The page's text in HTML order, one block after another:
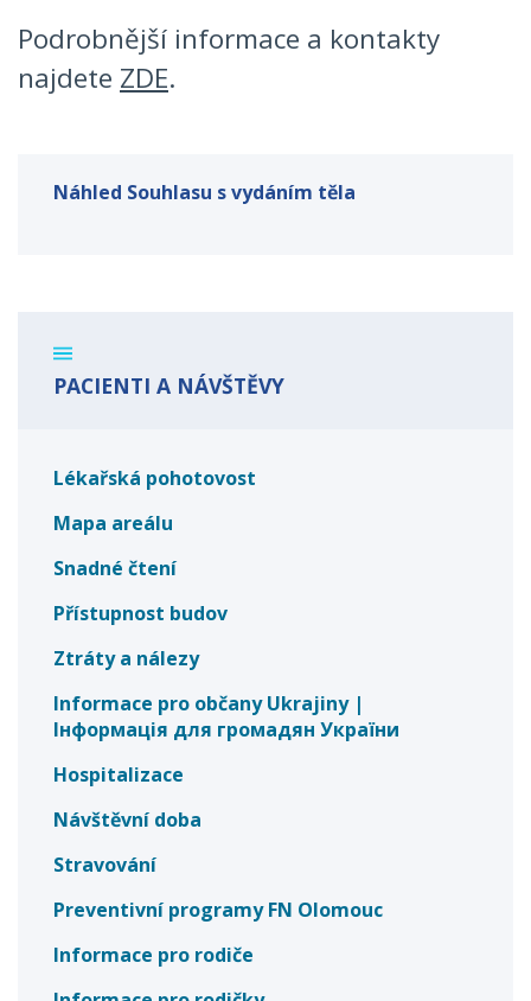
Podrobnější informace a kontakty
najdete ZDE.
Náhled Souhlasu s vydáním těla
PACIENTI A NÁVŠTĚVY
Lékařská pohotovost
Mapa areálu
Snadné čtení
Přístupnost budov
Ztráty a nálezy
Informace pro občany Ukrajiny |
Інформація для громадян України
Hospitalizace
Návštěvní doba
Stravování
Preventivní programy FN Olomouc
Informace pro rodiče